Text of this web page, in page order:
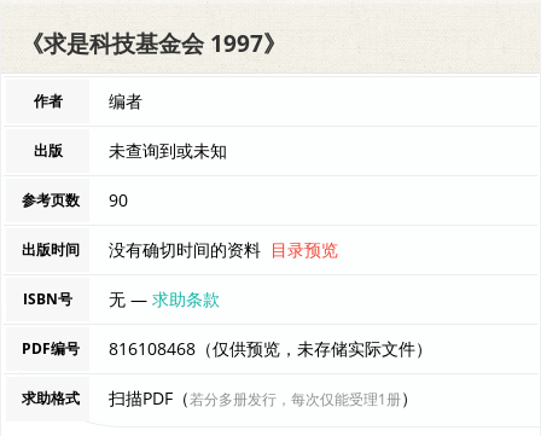
《求是科技基金会 1997》
作者 编者
出版 未查询到或未知
参考页数 90
出版时间 没有确切时间的资料 目录预览
ISBN号 无 —求助条款
PDF编号 816108468（仅供预览，未存储实际文件）
求助格式 扫描PDF（若分多册发行，每次仅能受理1册）